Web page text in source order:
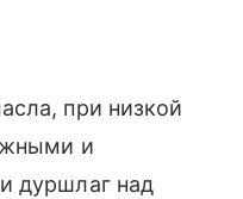
при низкой
и
дуршлаг над